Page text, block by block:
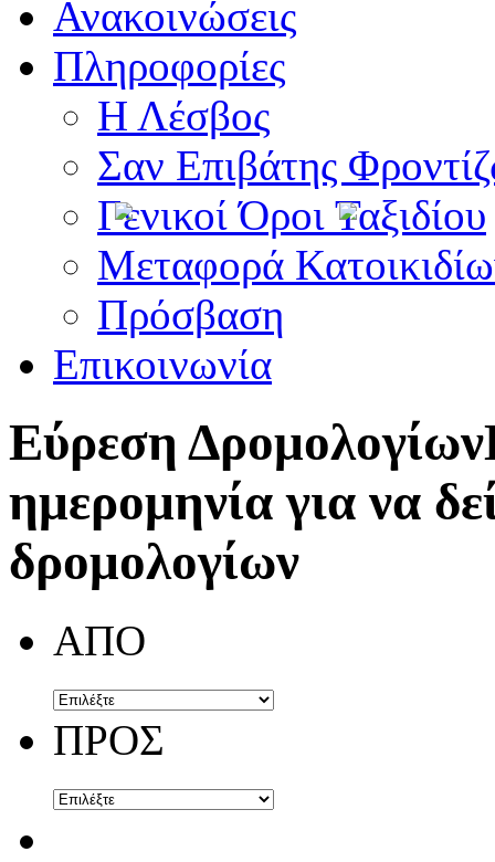
Ανακοινώσεις
Πληροφορίες
Η Λέσβος
Σαν Επιβάτης
Γενικοί Όροι Ταξιδίου
Μεταφορά
Πρόσβαση
Επικοινωνία
Εύρεση Δρομολογίων
ημερομηνία για να
δρομολογίων
ΑΠΟ
ΠΡΟΣ